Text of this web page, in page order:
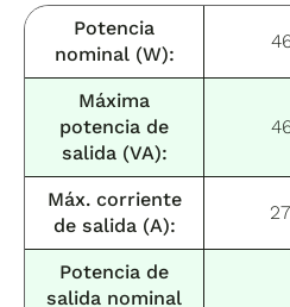
Potencia
nominal (W):
Máxima
potencia de
salida (VA):
Máx. corriente
de salida (A):
Potencia de
salida nominal